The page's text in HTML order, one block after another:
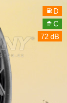
D
C
72 dB